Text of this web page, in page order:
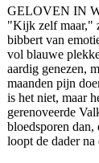
GELOVEN IN
"Kijk zelf maar,"
bibbert van
vol blauwe
aardig genezen,
maanden pijn
is het niet, maar
gerenoveerde
bloedsporen
loopt de dader